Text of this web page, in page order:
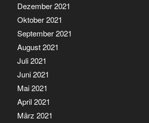
Dezember 2021
Oktober 2021
September 2021
August 2021
Juli 2021
Juni 2021
Mai 2021
April 2021
März 2021